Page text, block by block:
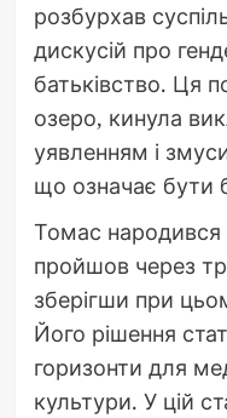
розбурхав
дискусій про
батьківство. Ця
озеро, кинула
уявленням і
що означає бути
Томас народився
пройшов через
зберігши при
Його рішення
горизонти для
культури. У цій